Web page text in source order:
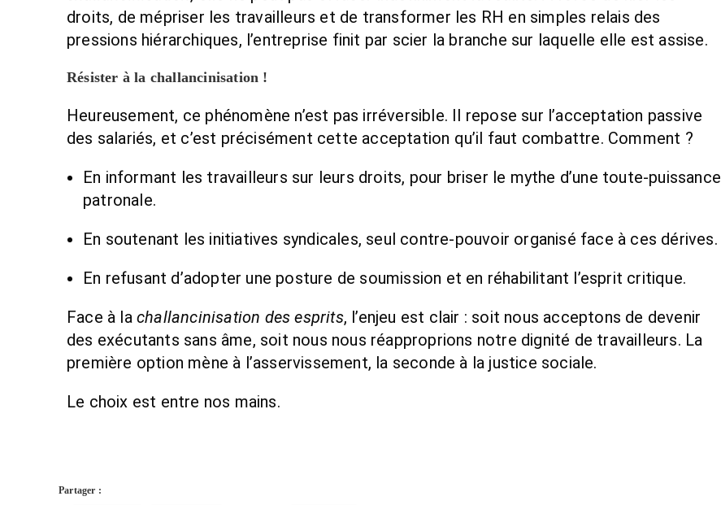
droits, de mépriser les travailleurs et de transformer les RH en simples relais des
pressions hiérarchiques, l’entreprise finit par scier la branche sur laquelle elle est assise.
Résister à la challancinisation !
Heureusement, ce phénomène n’est pas irréversible. Il repose sur l’acceptation passive
des salariés, et c’est précisément cette acceptation qu’il faut combattre. Comment ?
En informant les travailleurs sur leurs droits, pour briser le mythe d’une toute-puissance
patronale.
En soutenant les initiatives syndicales, seul contre-pouvoir organisé face à ces dérives.
En refusant d’adopter une posture de soumission et en réhabilitant l’esprit critique.
Face à la challancinisation des esprits, l’enjeu est clair : soit nous acceptons de devenir
des exécutants sans âme, soit nous nous réapproprions notre dignité de travailleurs. La
première option mène à l’asservissement, la seconde à la justice sociale.
Le choix est entre nos mains.
Partager :